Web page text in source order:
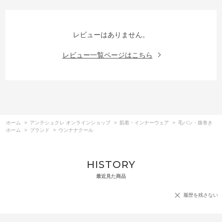
レビューはありません。
レビュー一覧ページはこちら
ホーム > アンテシュクレ オンラインショップ > 肌着・インナーウェア > 毛パン・腹巻き
ホーム
> ブランド > ウンナナクール
HISTORY
最近見た商品
履歴を残さない